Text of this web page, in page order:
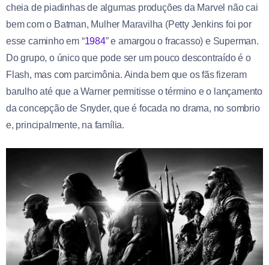
cheia de piadinhas de algumas produções da Marvel não cai
bem com o Batman, Mulher Maravilha (Petty Jenkins foi por
esse caminho em “1984” e amargou o fracasso) e Superman.
Do grupo, o único que pode ser um pouco descontraído é o
Flash, mas com parcimônia. Ainda bem que os fãs fizeram
barulho até que a Warner permitisse o término e o lançamento
da concepção de Snyder, que é focada no drama, no sombrio
e, principalmente, na família.